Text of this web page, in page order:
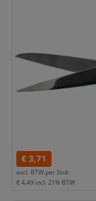
€ 3,71
excl. BTW per Stuk
€ 4,49 incl. 21% BTW